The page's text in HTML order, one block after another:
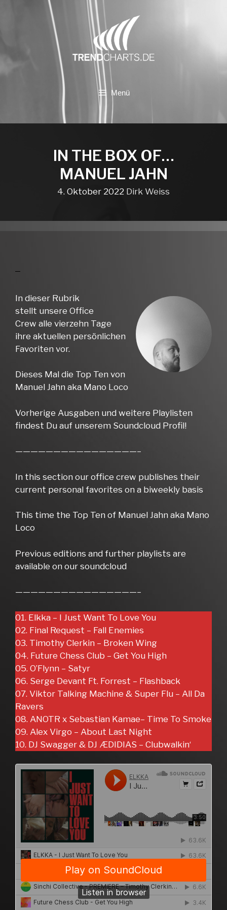
Menü
IN THE BOX OF…
MANUEL JAHN
4. Oktober 2022 Dirk Weiss
In dieser Rubrik
stellt unsere Office
Crew alle vierzehn Tage
ihre aktuellen persönlichen
Favoriten vor.
Dieses Mal die Top Ten von
Manuel Jahn aka Mano Loco
Vorherige Ausgaben und weitere Playlisten
findest Du auf unserem Soundcloud Profil!
————————————————–
In this section our office crew publishes their
current personal favorites on a biweekly basis
This time the Top Ten of Manuel Jahn aka Mano
Loco
Previous editions and further playlists are
available on our soundcloud
————————————————–
01. Elkka – I Just Want To Love You
02. Final Request – Fall Enemies
03. Timothy Clerkin – Broken Wing
04. Future Chess Club – Get You High
05. O’Flynn – Satyr
06. Serge Devant Ft. Forrest – Flashback
07. Viktor Talking Machine & Super Flu – All Da
Ravers
08. ANOTR x Sebastian Kamae– Time To Smoke
09. Alex Virgo – About Last Night
10. DJ Swagger & DJ ÆDIDIAS – Clubwalkin‘